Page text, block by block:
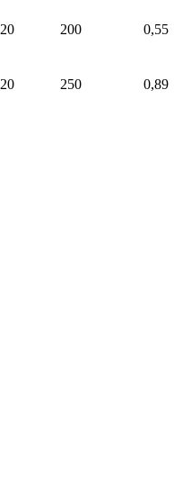
20 200 0,55
20 250 0,89